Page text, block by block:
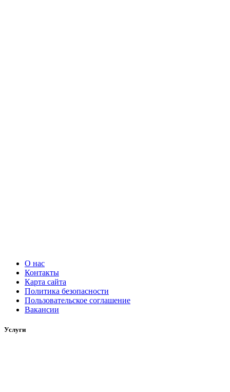
О нас
Контакты
Карта сайта
Политика безопасности
Пользовательское соглашение
Вакансии
Услуги